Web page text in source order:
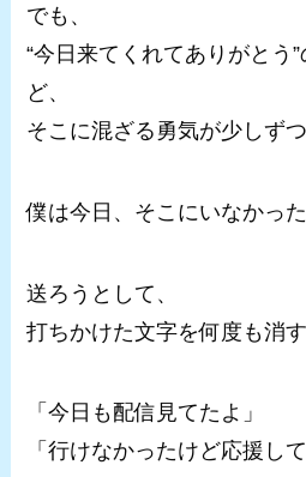
でも、
“今日来てくれてありがとう
ど、
そこに混ざる勇気が少しず
僕は今日、そこにいなかった
送ろうとして、
打ちかけた文字を何度も消す
「今日も配信見てたよ」
「行けなかったけど応援して